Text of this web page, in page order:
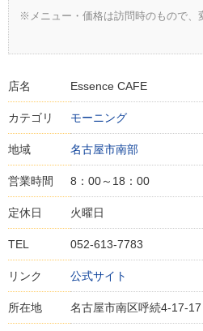
※メニュー・価格は訪問時のもので、
店名 Essence CAFE
カテゴリ モーニング
地域 名古屋市南部
営業時間 8：00～18：00
定休日 火曜日
TEL 052-613-7783
リンク 公式サイト
所在地 名古屋市南区呼続4-17-17